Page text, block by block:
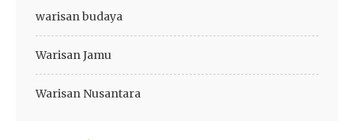
warisan budaya
Warisan Jamu
Warisan Nusantara